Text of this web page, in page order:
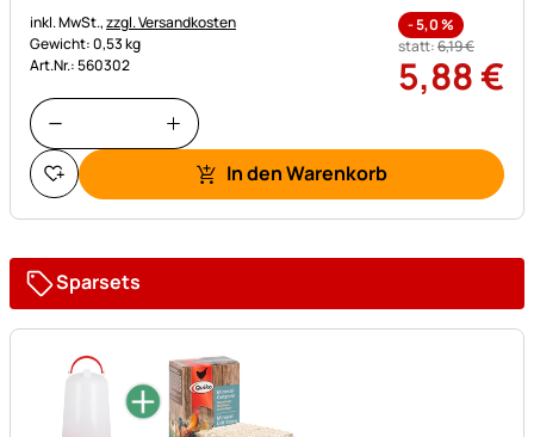
Steuerhinweis:
inkl. MwSt.,zzgl. Versandkosten
Gewicht: 0,53 kg
Art.Nr.: 560302
-5,0%
statt:6,19€
5,88€
In den Warenkorb
Sparsets